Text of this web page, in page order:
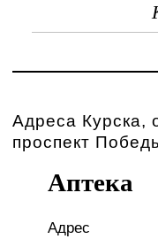
Адреса Курска,
проспект
Аптека
Адрес